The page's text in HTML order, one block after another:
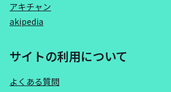
アキチャン
akipedia
サイトの利用について
よくある質問